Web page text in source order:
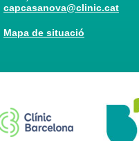
capcasanova@clinic.cat
Mapa de situació